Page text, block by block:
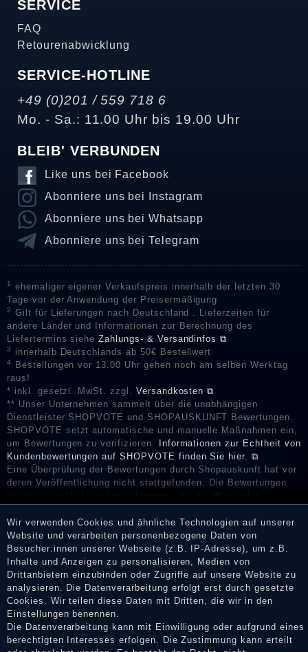
SERVICE
FAQ
Retourenabwicklung
SERVICE-HOTLINE
+49 (0)201 / 559 718 6
Mo. - Sa.: 11.00 Uhr bis 19.00 Uhr
BLEIB' VERBUNDEN
Like uns bei Facebook
Abonniere uns bei Instagram
Abonniere uns bei Whatsapp
Abonniere uns bei Telegram
1
ehemaliger eigener Verkaufspreis innerhalb der letzten 30
Tage vor der Anwendung der Preisermäßigung
2
Gilt für Lieferungen nach Deutschland . Lieferzeiten für
andere Länder und Informationen zur Berechnung des
Liefertermins sieheZahlungs- & Versandinfos ⧉
3 innerhalb Deutschlands ab 50€ Bestellwert
4
Bestellungen vor 13.00 Uhr gehen noch am selben Werktag
raus!
* inkl. gesetzl. MwSt. zzgl. Versandkosten ⧉
** Unser Unternehmen sammelt über die unabhängigen
Dienstleister SHOPVOTE und SHOPAUSKUNFT Bewertungen.
SHOPVOTE setzt automatische und manuelle Maßnahmen ein,
um Bewertungen zu verifizieren.
Informationen zur Echtheit von
Kundenbewertungen auf SHOPVOTE finden Sie hier. ⧉
Eine Überprüfung der Bewertungen durch Shopauskunft hat vor
deren Veröffentlichung nicht stattgefunden. Die Bewertungen
könnten von Verbrauchern stammen, die die Ware oder
Erhalt einer Benachrichtigungs-E-Mail können Händler die
Bewertungen verifizieren und über die erfolgte Verifizierung im
Shop informieren.
Impressum
Wir verwenden Cookies und ähnliche Technologien auf unserer
Website und verarbeiten personenbezogene Daten von
Besucher:innen unserer Webseite (z.B. IP-Adresse), um z.B.
Inhalte und Anzeigen zu personalisieren, Medien von
Drittanbietern einzubinden oder Zugriffe auf unsere Website zu
analysieren. Die Datenverarbeitung erfolgt erst durch gesetzte
Cookies. Wir teilen diese Daten mit Dritten, die wir in den
Einstellungen benennen.
Die Datenverarbeitung kann mit Einwilligung oder aufgrund eines
berechtigten Interesses erfolgen. Die Zustimmung kann erteilt